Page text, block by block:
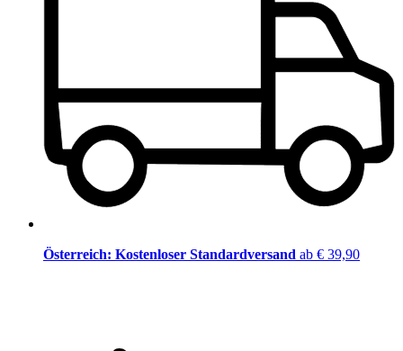
Österreich: Kostenloser Standardversand ab € 39,90